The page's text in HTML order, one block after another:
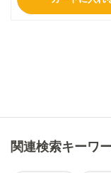
関連検索キーワ